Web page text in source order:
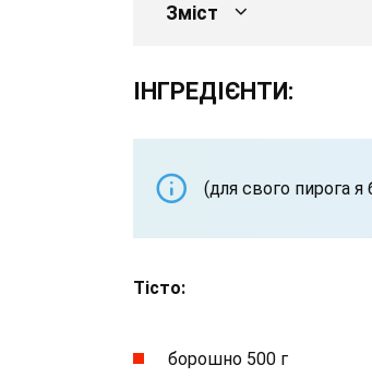
Зміст
ІНГРЕДІЄНТИ:
(для свого пирога я
Тісто:
борошно 500 г